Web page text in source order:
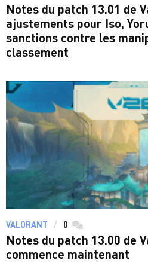
Notes du patch 13.01 de
ajustements pour Iso,
sanctions contre les
classement
VALORANT 0 commentaires
Notes du patch 13.00 de
commence maintenant